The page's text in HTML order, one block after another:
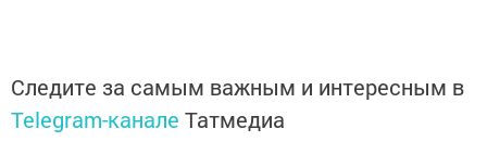
Следите за самым важным и интересным в
Telegram-канале Татмедиа